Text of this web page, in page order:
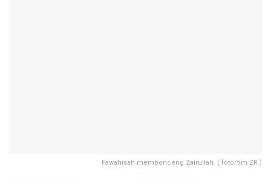
Fawahisah membonceng Zairullah. ( foto/tim ZR )